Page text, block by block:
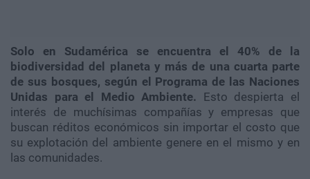
Solo en Sudamérica se encuentra el 40% de la
biodiversidad del planeta y más de una cuarta parte
de sus bosques, según el Programa de las Naciones
Unidas para el Medio Ambiente. Esto despierta el
interés de muchísimas compañías y empresas que
buscan réditos económicos sin importar el costo que
su explotación del ambiente genere en el mismo y en
las comunidades.